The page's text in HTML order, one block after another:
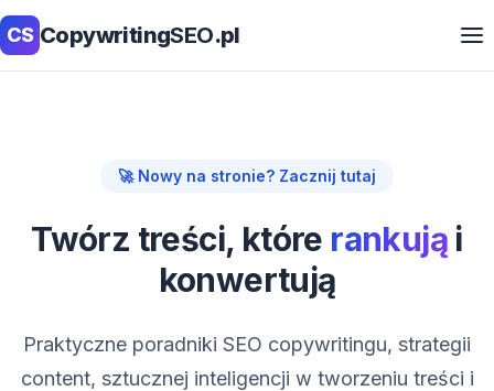
CS CopywritingSEO.pl
🚀 Nowy na stronie? Zacznij tutaj
Twórz treści, które rankują i
konwertują
Praktyczne poradniki SEO copywritingu, strategii
content, sztucznej inteligencji w tworzeniu treści i